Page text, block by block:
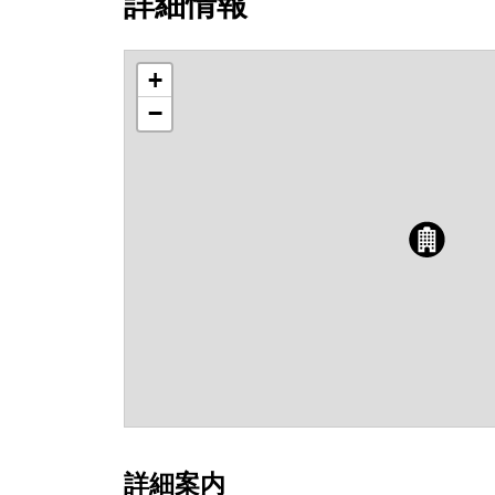
+
−
詳細案内